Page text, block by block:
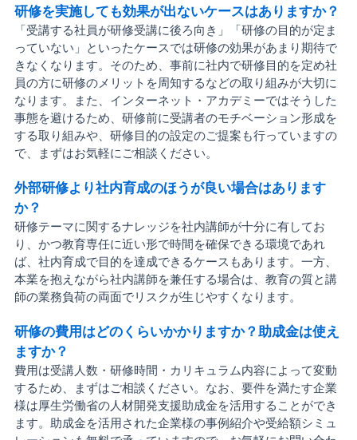
研修を実施しても効果が出ないケースはありますか？
「受講する社員が研修受講に後ろ向き」「研修の目的が定ま
っていない」といったケースでは研修の効果があまり期待で
きなくなります。そのため、事前に社内で研修目的を定め社
員の方に研修のメリットを周知するなどの取り組みが大切に
なります。また、インターネット・アカデミーではそうした
事態を避けるため、研修前に受講者のモチベーション形成を
する取り組みや、研修目的の設定のご提案も行っていますの
で、まずはお気軽にご相談ください。
外部研修より社内育成のほうが良い場合はあります
か？
研修テーマに関するナレッジを社内講師が十分に有してお
り、かつ教育専任に近い形で時間を確保できる環境であれ
ば、社内育成で目的を達成できるケースもあります。一方、
本業を抱えながら社内講師を兼任する場合は、教育の質と講
師の業務負荷の両面でリスクが生じやすくなります。
研修の費用はどのくらいかかりますか？助成金は使え
ますか？
費用は受講人数・研修時間・カリキュラム内容によって変動
するため、まずはご相談ください。なお、要件を満たす企業
様は厚生労働省の人材開発支援助成金を活用することができ
ます。助成金を活用された企業様の事例紹介や受給額シミュ